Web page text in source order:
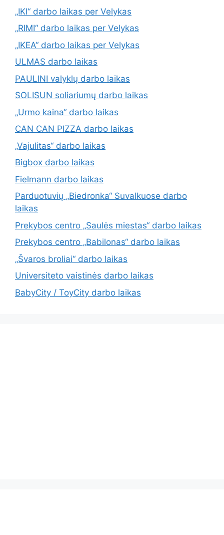
„IKI“ darbo laikas per Velykas
„RIMI“ darbo laikas per Velykas
„IKEA“ darbo laikas per Velykas
ULMAS darbo laikas
PAULINI valyklų darbo laikas
SOLISUN soliariumų darbo laikas
„Urmo kaina“ darbo laikas
CAN CAN PIZZA darbo laikas
„Vajulitas“ darbo laikas
Bigbox darbo laikas
Fielmann darbo laikas
Parduotuvių „Biedronka“ Suvalkuose darbo
laikas
Prekybos centro „Saulės miestas“ darbo laikas
Prekybos centro „Babilonas“ darbo laikas
„Švaros broliai“ darbo laikas
Universiteto vaistinės darbo laikas
BabyCity / ToyCity darbo laikas